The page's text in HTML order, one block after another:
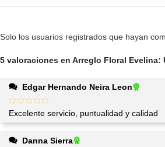
5 valoraciones en Arreglo Floral Evelina:
Edgar Hernando Neira Leon
Excelente servicio, puntualidad y calidad
Danna Sierra
Solo los usuarios registrados que hayan